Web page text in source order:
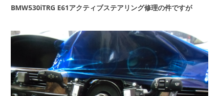
BMW530iTRG E61アクティブステアリング修理の件ですが